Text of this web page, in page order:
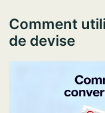
Comment
de devise